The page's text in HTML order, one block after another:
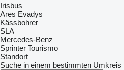
Irisbus
Ares Evadys
Kässbohrer
SLA
Mercedes-Benz
Sprinter Tourismo
Standort
Suche in einem bestimmten Umkreis